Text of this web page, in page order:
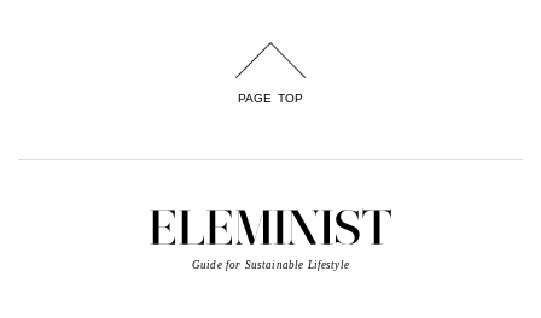
PAGE TOP
Guide for Sustainable Lifestyle